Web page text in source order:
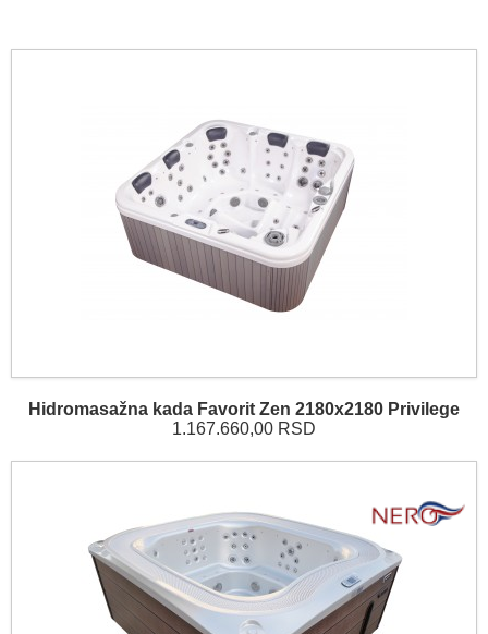
Hidromasažna kada Favorit Zen 2180x2180 Privilege
1.167.660,00 RSD